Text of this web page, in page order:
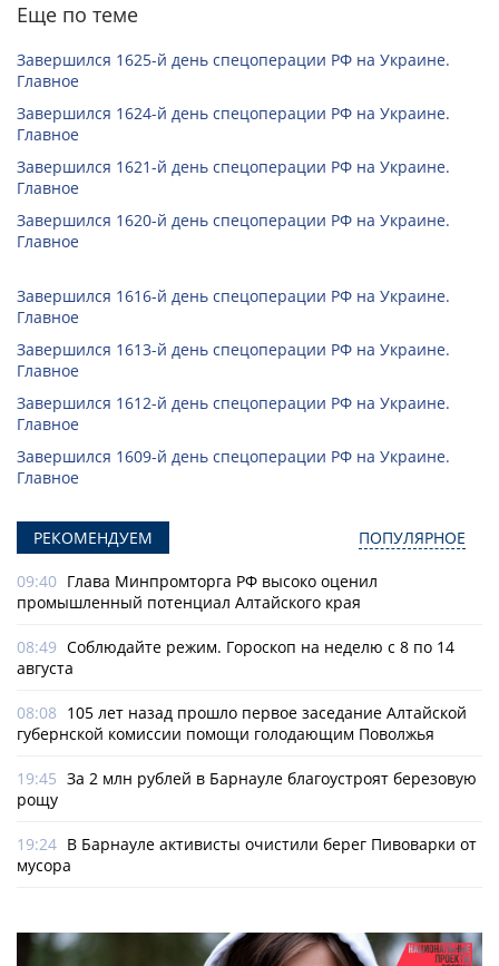
Еще по теме
Завершился 1625-й день спецоперации РФ на Украине.
Главное
Завершился 1624-й день спецоперации РФ на Украине.
Главное
Завершился 1621-й день спецоперации РФ на Украине.
Главное
Завершился 1620-й день спецоперации РФ на Украине.
Главное
Завершился 1616-й день спецоперации РФ на Украине.
Главное
Завершился 1613-й день спецоперации РФ на Украине.
Главное
Завершился 1612-й день спецоперации РФ на Украине.
Главное
Завершился 1609-й день спецоперации РФ на Украине.
Главное
РЕКОМЕНДУЕМ ПОПУЛЯРНОЕ
09:40 Глава Минпромторга РФ высоко оценил
промышленный потенциал Алтайского края
08:49 Соблюдайте режим. Гороскоп на неделю с 8 по 14
августа
08:08 105 лет назад прошло первое заседание Алтайской
губернской комиссии помощи голодающим Поволжья
19:45 За 2 млн рублей в Барнауле благоустроят березовую
рощу
19:24 В Барнауле активисты очистили берег Пивоварки от
мусора